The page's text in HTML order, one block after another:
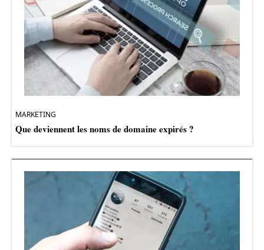
MARKETING
Que deviennent les noms de domaine expirés ?